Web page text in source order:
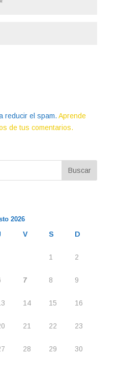
reducir el spam. Aprende
de tus comentarios.
2026
V S D
1 2
7 8 9
14 15 16
21 22 23
28 29 30